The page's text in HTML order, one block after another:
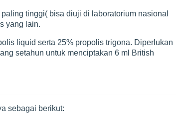
tinggi( bisa diuji di laboratorium nasional
yang lain.
liquid serta 25% propolis trigona. Diperlukan
setahun untuk menciptakan 6 ml British
sebagai berikut: